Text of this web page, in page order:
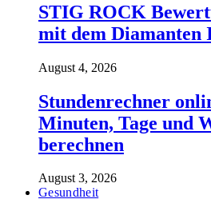
STIG ROCK
mit dem Diamanten
August 4, 2026
Stundenrechner
Minuten, Tage und
berechnen
August 3, 2026
Gesundheit